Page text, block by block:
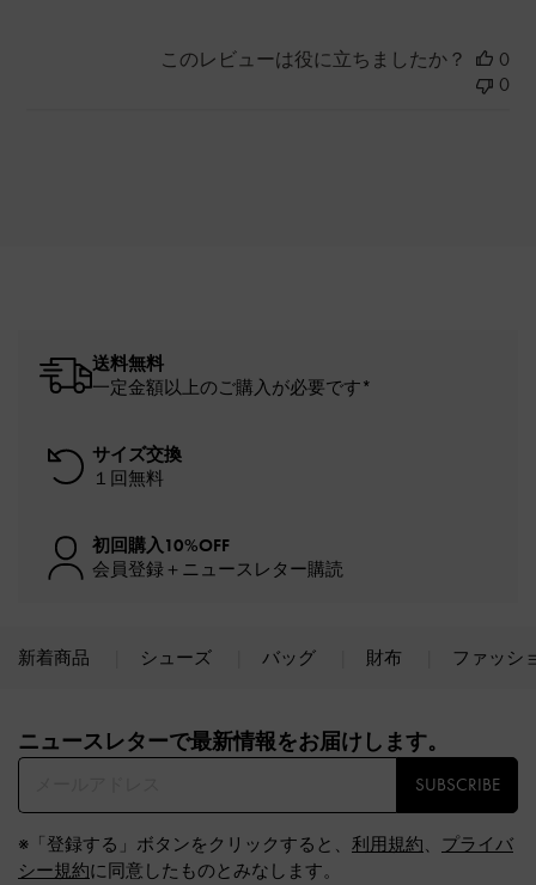
このレビューは役に立ちましたか？
0
0
送料無料
一定金額以上のご購入が必要です*
サイズ交換
１回無料
初回購入10%OFF
会員登録＋ニュースレター購読
新着商品 シューズ バッグ 財布 ファッシ
ニュースレターで最新情報をお届けします。​
SUBSCRIBE
※「登録する」ボタンをクリックすると、 利用規約、 プライバ
シー規約に同意したものとみなします。